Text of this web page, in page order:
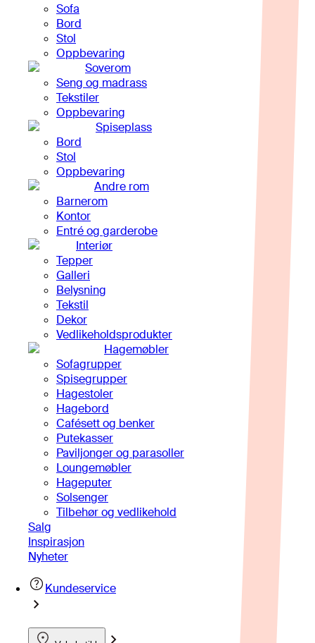
Sofa
Bord
Stol
Oppbevaring
Soverom
Seng og madrass
Tekstiler
Oppbevaring
Spiseplass
Bord
Stol
Oppbevaring
Andre rom
Barnerom
Kontor
Entré og garderobe
Interiør
Tepper
Galleri
Belysning
Tekstil
Dekor
Vedlikeholdsprodukter
Hagemøbler
Sofagrupper
Spisegrupper
Hagestoler
Hagebord
Cafésett og benker
Putekasser
Paviljonger og parasoller
Loungemøbler
Hageputer
Solsenger
Tilbehør og vedlikehold
Salg
Inspirasjon
Nyheter
Kundeservice